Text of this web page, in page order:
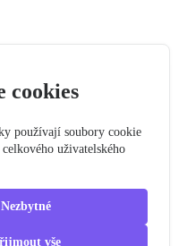
cookies
používají soubory cookie
uživatelského
Nezbytné
vše